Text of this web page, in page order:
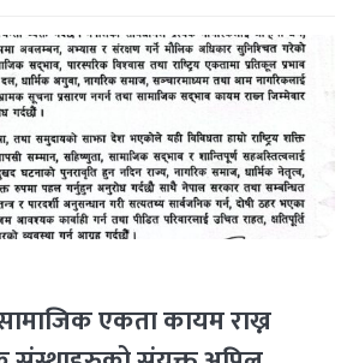
विश्व [...]
एकता कायम राख्न